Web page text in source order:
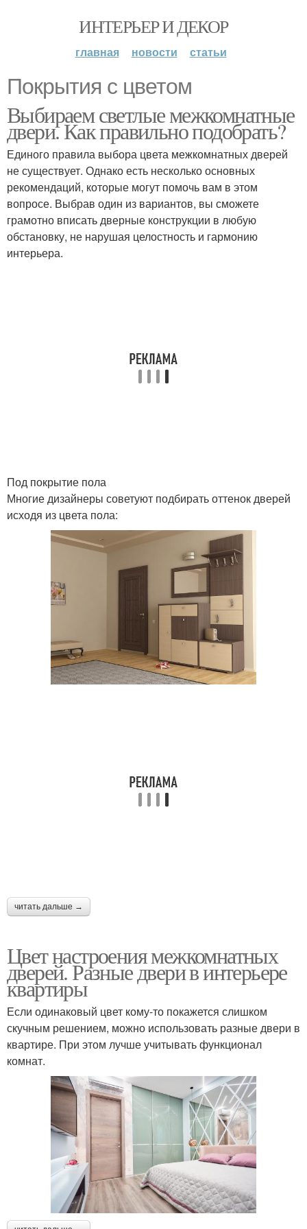
ИНТЕРЬЕР И ДЕКОР
главная новости статьи
Покрытия с цветом
Выбираем светлые межкомнатные
двери. Как правильно подобрать?
Единого правила выбора цвета межкомнатных дверей
не существует. Однако есть несколько основных
рекомендаций, которые могут помочь вам в этом
вопросе. Выбрав один из вариантов, вы сможете
грамотно вписать дверные конструкции в любую
обстановку, не нарушая целостность и гармонию
интерьера.
Под покрытие пола
Многие дизайнеры советуют подбирать оттенок дверей
исходя из цвета пола:
читать дальше →
Цвет настроения межкомнатных
дверей. Разные двери в интерьере
квартиры
Если одинаковый цвет кому-то покажется слишком
скучным решением, можно использовать разные двери в
квартире. При этом лучше учитывать функционал
комнат.